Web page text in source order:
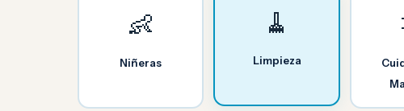
👶
Niñeras
🧹
Limpieza